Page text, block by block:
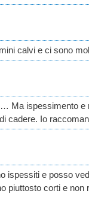
calvi e ci sono
Ma ispessimento
cadere. Io
ispessiti e posso
piuttosto corti e